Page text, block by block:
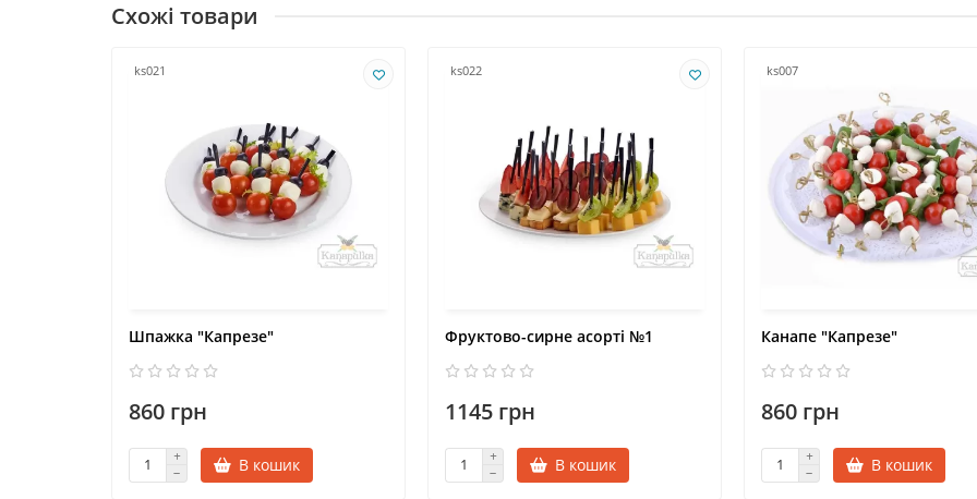
Схожі товари
ks021
Шпажка "Капрезе"
860 грн
В кошик
ks022
Фруктово-сирне асорті №1
1145 грн
В кошик
ks007
Канапе "Капрезе"
860 грн
В кошик